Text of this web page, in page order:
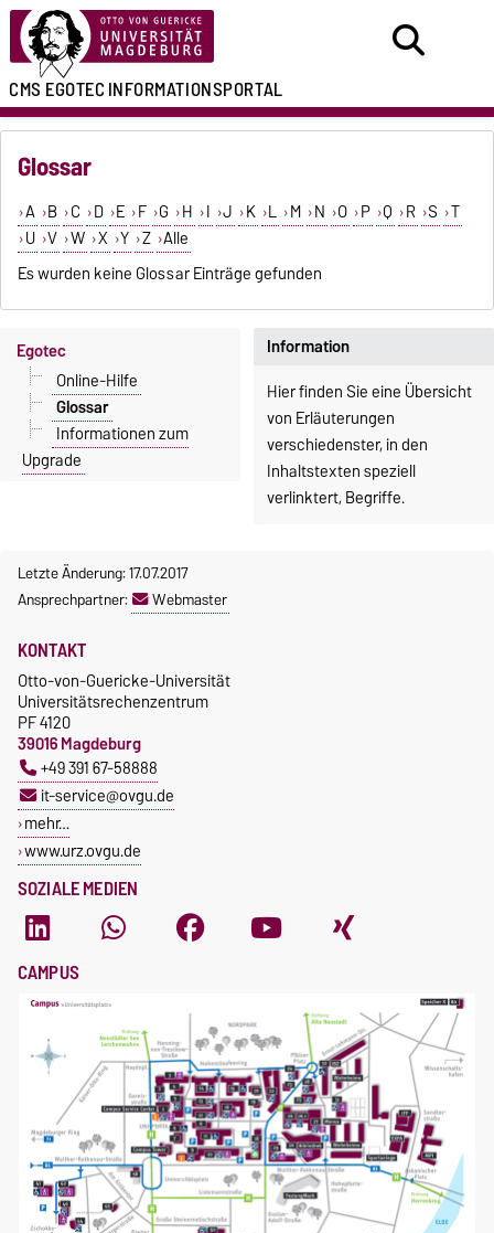
CMS EGOTECINFORMATIONSPORTAL
Glossar
A B C D E F G H I J K L M N O P Q R S T
U V W X Y Z Alle
Es wurden keine Glossar Einträge gefunden
Information
Hier finden Sie eine Übersicht
von Erläuterungen
verschiedenster, in den
Inhaltstexten speziell
verlinktert, Begriffe.
Egotec
Online-Hilfe
Glossar
Informationen zum
Upgrade
Letzte Änderung: 17.07.2017
Ansprechpartner:
Webmaster
SOZIALE MEDIEN
KONTAKT
Otto-von-Guericke-Universität
Universitätsrechenzentrum
PF 4120
39016 Magdeburg
+49 391 67-58888
it-service@ovgu.de
mehr…
www.urz.ovgu.de
CAMPUS